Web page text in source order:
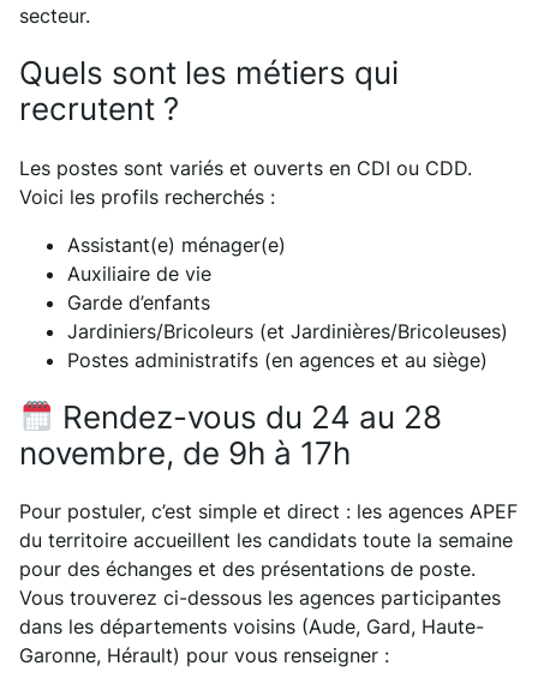
secteur.
Quels sont les métiers qui
recrutent ?
Les postes sont variés et ouverts en CDI ou CDD.
Voici les profils recherchés :
Assistant(e) ménager(e)
Auxiliaire de vie
Garde d’enfants
Jardiniers/Bricoleurs (et Jardinières/Bricoleuses)
Postes administratifs (en agences et au siège)
Rendez-vous du 24 au 28
novembre, de 9h à 17h
Pour postuler, c’est simple et direct : les agences APEF
du territoire accueillent les candidats toute la semaine
pour des échanges et des présentations de poste.
Vous trouverez ci-dessous les agences participantes
dans les départements voisins (Aude, Gard, Haute-
Garonne, Hérault) pour vous renseigner :